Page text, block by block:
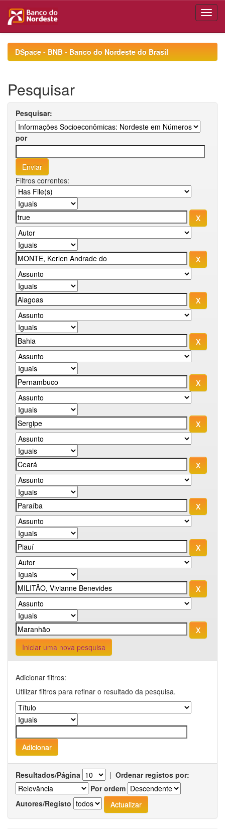
navigationDSpace - BNB - Banco do Nordeste do Brasil
Pesquisar
Pesquisar:
por
Filtros correntes:
Iniciar uma nova pesquisa
Adicionar filtros:
Utilizar filtros para refinar o resultado da pesquisa.
Resultados/Página | Ordenar registos por:
Por ordem
Autores/Registo